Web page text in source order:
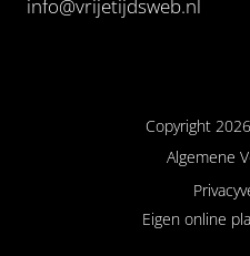
info@vrijetijdsweb.nl
Copyright
Algemene
Eigen online